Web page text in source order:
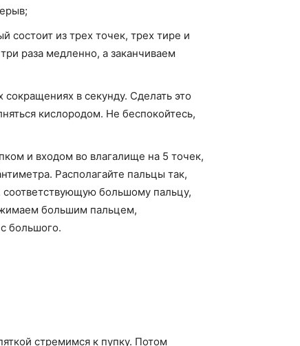
состоит из трех точек, трех тире и
раза медленно, а заканчиваем
в секунду. Сделать это
кислородом. Не беспокойтесь,
и входом во влагалище на 5 точек,
Располагайте пальцы так,
соответствующую большому пальцу,
большим пальцем,
большого.
стремимся к пупку. Потом